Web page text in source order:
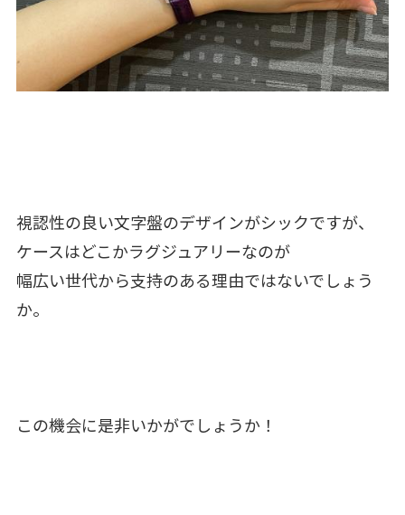
視認性の良い文字盤のデザインがシックですが、
ケースはどこかラグジュアリーなのが
幅広い世代から支持のある理由ではないでしょう
か。
この機会に是非いかがでしょうか！